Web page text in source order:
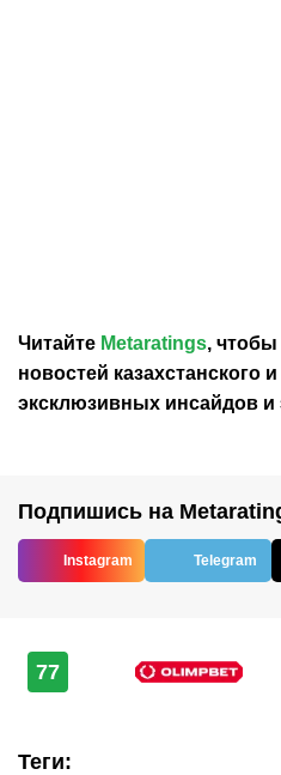
Читайте Metaratings,
новостей казахстанского
эксклюзивных инсайдов
Подпишись на
Instagram Telegram
77
Теги: